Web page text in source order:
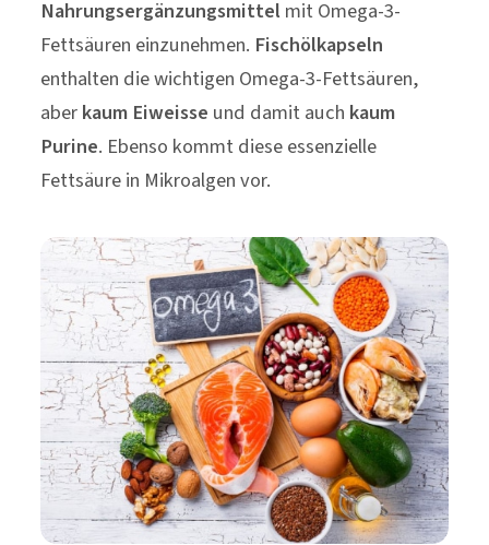
Nahrungsergänzungsmittelmit Omega-3-
Fettsäuren einzunehmen. Fischölkapseln
enthalten die wichtigen Omega-3-Fettsäuren,
aberkaum Eiweisse und damit auch kaum
Purine. Ebenso kommt diese essenzielle
Fettsäure in Mikroalgen vor.